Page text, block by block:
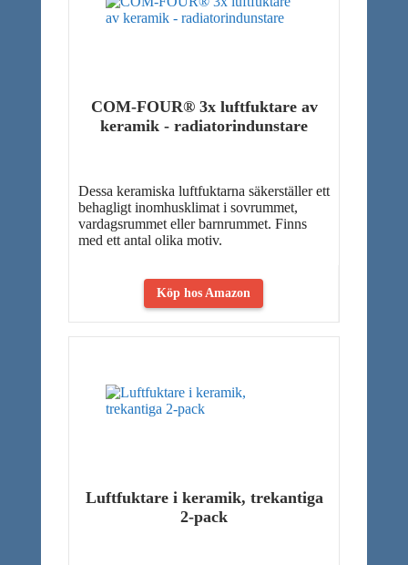
COM-FOUR® 3x luftfuktare av
keramik - radiatorindunstare
Dessa keramiska luftfuktarna säkerställer ett
behagligt inomhusklimat i sovrummet,
vardagsrummet eller barnrummet. Finns
med ett antal olika motiv.
Köp hos Amazon
Luftfuktare i keramik, trekantiga
2-pack